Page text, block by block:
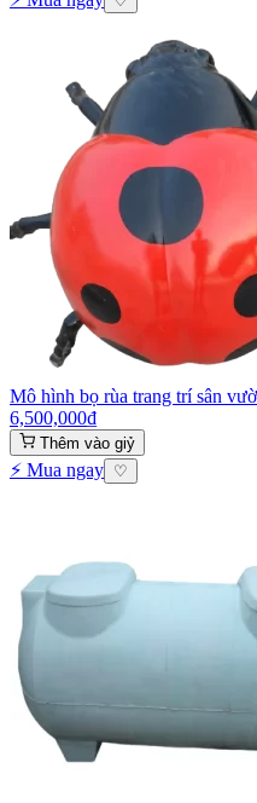
Mô hình bọ rùa trang trí sân
6,500,000₫
Thêm vào giỷ
⚡ Mua ngay ♡